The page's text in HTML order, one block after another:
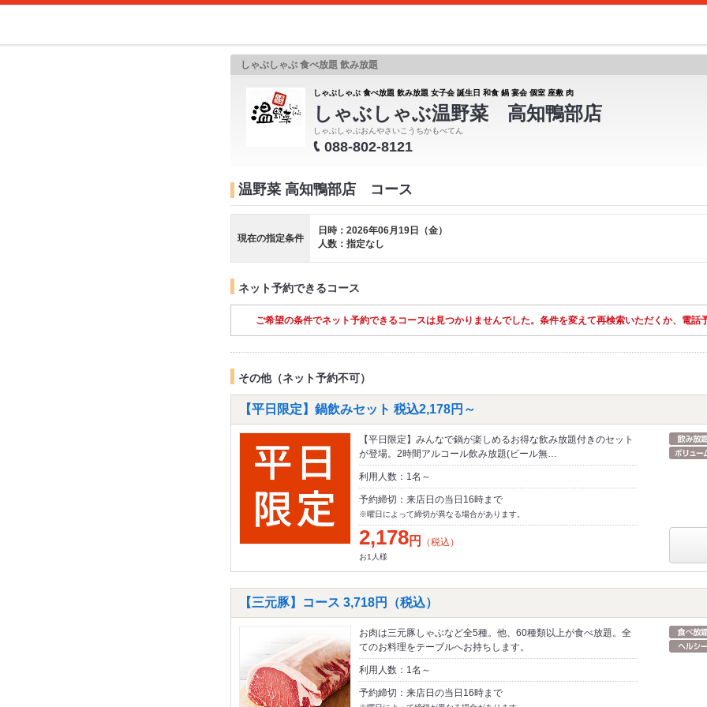
しゃぶしゃぶ 食べ放題 飲み放題
しゃぶしゃぶ 食べ放題 飲み放題 女子会 誕生日 和食 鍋 宴会 個室 座敷 肉
しゃぶしゃぶ温野菜 高知鴨部店
しゃぶしゃぶおんやさいこうちかもべてん
088-802-8121
温野菜 高知鴨部店 コース
現在の指定条件
日時：2026年06月19日（金）
人数：指定なし
ネット予約できるコース
ご希望の条件でネット予約できるコースは見つかりませんでした。条件を変えて再検索いただくか、電話
その他（ネット予約不可）
【平日限定】鍋飲みセット 税込2,178円～
【平日限定】みんなで鍋が楽しめるお得な飲み放題付きのセット
が登場。2時間アルコール飲み放題(ビール無…
利用人数：1名～
予約締切：来店日の当日16時まで
※曜日によって締切が異なる場合があります。
2,178円 （税込）
お1人様
【三元豚】コース 3,718円（税込）
お肉は三元豚しゃぶなど全5種。他、60種類以上が食べ放題。全
てのお料理をテーブルへお持ちします。
利用人数：1名～
予約締切：来店日の当日16時まで